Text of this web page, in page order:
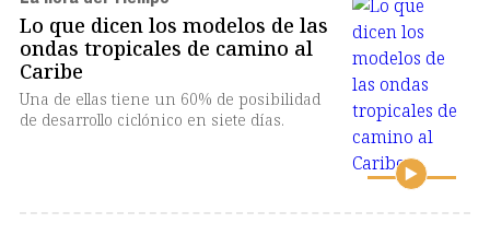
Lo que dicen los modelos de las
ondas tropicales de camino al
Caribe
Una de ellas tiene un 60% de posibilidad
de desarrollo ciclónico en siete días.